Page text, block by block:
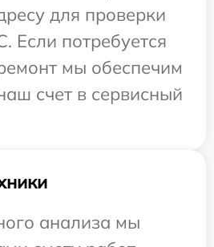
для проверки
Если потребуется
мы обеспечим
счет в сервисный
анализа мы